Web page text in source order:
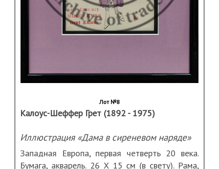
Лот №8
Калоус-Шеффер Грет (1892 - 1975)
Иллюстрация «Дама в сиреневом наряде»
Западная Европа, первая четверть 20 века.
Бумага, акварель. 26 Х 15 см (в свету). Рама,